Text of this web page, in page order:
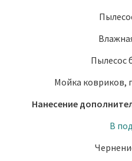
Пылесос
Мойка ковриков,
Нанесение
В